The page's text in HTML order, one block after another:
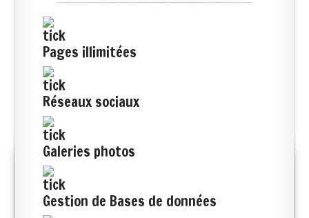
Pages illimitées
Réseaux sociaux
Galeries photos
Gestion de Bases de données